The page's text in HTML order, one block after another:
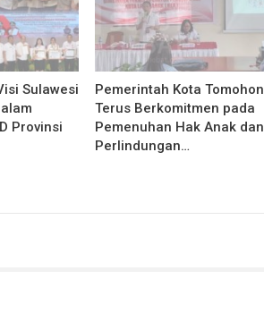
Sulawesi
Provinsi
Pemerintah Kota Tomohon
Terus Berkomitmen pada
Pemenuhan Hak Anak dan
Perlindungan…